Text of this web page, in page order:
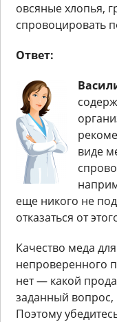
овсяные хлопья,
спровоцировать
Ответ:
виде
еще никого не
отказаться от
Качество меда
непроверенного
нет — какой
заданный
Поэтому